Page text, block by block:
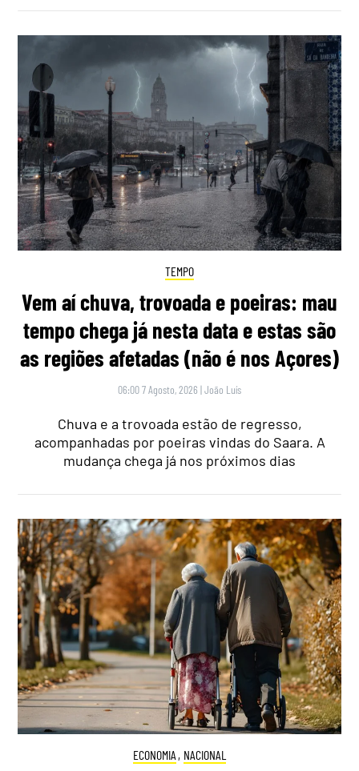
TEMPO
Vem aí chuva, trovoada e poeiras: mau
tempo chega já nesta data e estas são
as regiões afetadas (não é nos Açores)
06:00 7 Agosto, 2026 |João Luís
Chuva e a trovoada estão de regresso,
acompanhadas por poeiras vindas do Saara. A
mudança chega já nos próximos dias
ECONOMIA , NACIONAL